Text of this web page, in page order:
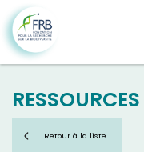
RESSOURCES
Retour à la liste